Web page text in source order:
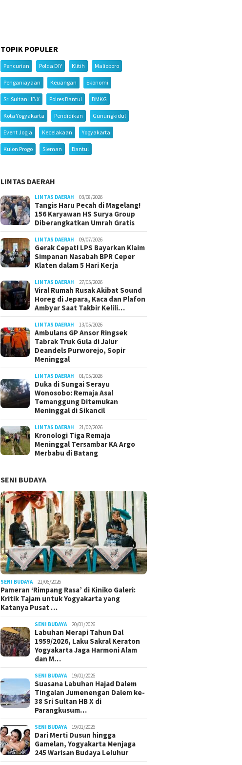
TOPIK POPULER
Pencurian Polda DIY Klitih Malioboro
Penganiayaan Keuangan Ekonomi
Sri Sultan HB X Polres Bantul BMKG
Kota Yogyakarta Pendidikan Gunungkidul
Event Jogja Kecelakaan Yogyakarta
Kulon Progo Sleman Bantul
LINTAS DAERAH
LINTAS DAERAH 03/08/2026
Tangis Haru Pecah di Magelang!
156 Karyawan HS Surya Group
Diberangkatkan Umrah Gratis
LINTAS DAERAH 09/07/2026
Gerak Cepat! LPS Bayarkan Klaim
Simpanan Nasabah BPR Ceper
Klaten dalam 5 Hari Kerja
LINTAS DAERAH 27/05/2026
Viral Rumah Rusak Akibat Sound
Horeg di Jepara, Kaca dan Plafon
Ambyar Saat Takbir Kelili…
LINTAS DAERAH 13/05/2026
Ambulans GP Ansor Ringsek
Tabrak Truk Gula di Jalur
Deandels Purworejo, Sopir
Meninggal
LINTAS DAERAH 01/05/2026
Duka di Sungai Serayu
Wonosobo: Remaja Asal
Temanggung Ditemukan
Meninggal di Sikancil
LINTAS DAERAH 21/02/2026
Kronologi Tiga Remaja
Meninggal Tersambar KA Argo
Merbabu di Batang
SENI BUDAYA
SENI BUDAYA 21/06/2026
Pameran ‘Rimpang Rasa’ di Kiniko Galeri:
Kritik Tajam untuk Yogyakarta yang
Katanya Pusat …
SENI BUDAYA 20/01/2026
Labuhan Merapi Tahun Dal
1959/2026, Laku Sakral Keraton
Yogyakarta Jaga Harmoni Alam
dan M…
SENI BUDAYA 19/01/2026
Suasana Labuhan Hajad Dalem
Tingalan Jumenengan Dalem ke-
38 Sri Sultan HB X di
Parangkusum…
SENI BUDAYA 19/01/2026
Dari Merti Dusun hingga
Gamelan, Yogyakarta Menjaga
245 Warisan Budaya Leluhur